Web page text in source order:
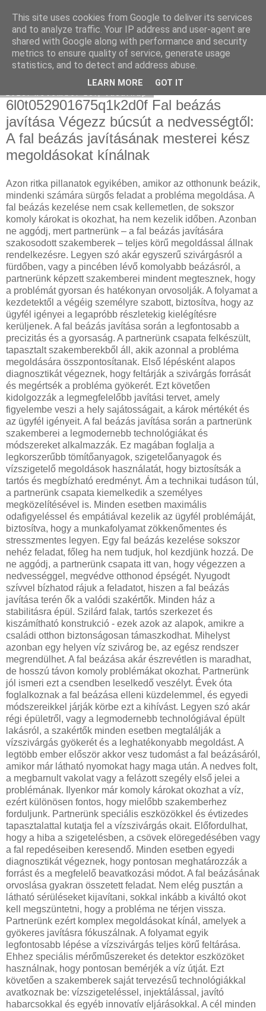
Használt Tesla
6l0t052901675q1k2d0f Fal beázás
javítása Végezz búcsút a nedvességtől:
A fal beázás javításának mesterei kész
megoldásokat kínálnak
Azon ritka pillanatok egyikében, amikor az otthonunk beázik,
mindenki számára sürgős feladat a probléma megoldása. A
fal beázás kezelése nem csak kellemetlen, de sokszor
komoly károkat is okozhat, ha nem kezelik időben. Azonban
ne aggódj, mert partnerünk – a fal beázás javítására
szakosodott szakemberek – teljes körű megoldással állnak
rendelkezésre. Legyen szó akár egyszerű szivárgásról a
fürdőben, vagy a pincében lévő komolyabb beázásról, a
partnerünk képzett szakemberei mindent megtesznek, hogy
a problémát gyorsan és hatékonyan orvosolják. A folyamat a
kezdetektől a végéig személyre szabott, biztosítva, hogy az
ügyfél igényei a legapróbb részletekig kielégítésre
kerüljenek. A fal beázás javítása során a legfontosabb a
precizitás és a gyorsaság. A partnerünk csapata felkészült,
tapasztalt szakemberekből áll, akik azonnal a probléma
megoldására összpontosítanak. Első lépésként alapos
diagnosztikát végeznek, hogy feltárják a szivárgás forrását
és megértsék a probléma gyökerét. Ezt követően
kidolgozzák a legmegfelelőbb javítási tervet, amely
figyelembe veszi a hely sajátosságait, a károk mértékét és
az ügyfél igényeit. A fal beázás javítása során a partnerünk
szakemberei a legmodernebb technológiákat és
módszereket alkalmazzák. Ez magában foglalja a
legkorszerűbb tömítőanyagok, szigetelőanyagok és
vízszigetelő megoldások használatát, hogy biztosítsák a
tartós és megbízható eredményt. Ám a technikai tudáson túl,
a partnerünk csapata kiemelkedik a személyes
megközelítésével is. Minden esetben maximális
odafigyeléssel és empátiával kezelik az ügyfél problémáját,
biztosítva, hogy a munkafolyamat zökkenőmentes és
stresszmentes legyen. Egy fal beázás kezelése sokszor
nehéz feladat, főleg ha nem tudjuk, hol kezdjünk hozzá. De
ne aggódj, a partnerünk csapata itt van, hogy végezzen a
nedvességgel, megvédve otthonod épségét. Nyugodt
szívvel bízhatod rájuk a feladatot, hiszen a fal beázás
javítása terén ők a valódi szakértők. Minden ház a
stabilitásra épül. Szilárd falak, tartós szerkezet és
kiszámítható konstrukció - ezek azok az alapok, amikre a
családi otthon biztonságosan támaszkodhat. Mihelyst
azonban egy helyen víz szivárog be, az egész rendszer
megrendülhet. A fal beázása akár észrevétlen is maradhat,
de hosszú távon komoly problémákat okozhat. Partnerünk
jól ismeri ezt a csendben leselkedő veszélyt. Évek óta
foglalkoznak a fal beázása elleni küzdelemmel, és egyedi
módszereikkel járják körbe ezt a kihívást. Legyen szó akár
régi épületről, vagy a legmodernebb technológiával épült
lakásról, a szakértők minden esetben megtalálják a
vízszivárgás gyökerét és a leghatékonyabb megoldást. A
legtöbb ember először akkor vesz tudomást a fal beázásáról,
amikor már látható nyomokat hagy maga után. A nedves folt,
a megbarnult vakolat vagy a felázott szegély első jelei a
problémának. Ilyenkor már komoly károkat okozhat a víz,
ezért különösen fontos, hogy mielőbb szakemberhez
forduljunk. Partnerünk speciális eszközökkel és évtizedes
tapasztalattal kutatja fel a vízszivárgás okait. Előfordulhat,
hogy a hiba a szigetelésben, a csövek elöregedésében vagy
a fal repedéseiben keresendő. Minden esetben egyedi
diagnosztikát végeznek, hogy pontosan meghatározzák a
forrást és a megfelelő beavatkozási módot. A fal beázásának
orvoslása gyakran összetett feladat. Nem elég pusztán a
látható sérüléseket kijavítani, sokkal inkább a kiváltó okot
kell megszüntetni, hogy a probléma ne térjen vissza.
Partnerünk ezért komplex megoldásokat kínál, amelyek a
gyökeres javításra fókuszálnak. A folyamat egyik
legfontosabb lépése a vízszivárgás teljes körű feltárása.
Ehhez speciális mérőműszereket és detektor eszközöket
használnak, hogy pontosan bemérjék a víz útját. Ezt
követően a szakemberek saját tervezésű technológiákkal
avatkoznak be: vízszigeteléssel, injektálással, javító
habarcsokkal és egyéb innovatív eljárásokkal. A cél minden
This site uses cookies from Google to deliver its services
and to analyze traffic. Your IP address and user-agent are
shared with Google along with performance and security
metrics to ensure quality of service, generate usage
statistics, and to detect and address abuse.
LEARN MORE GOT IT